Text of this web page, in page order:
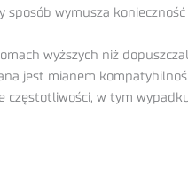
wymusza
wyższych niż
jest mianem
w tym